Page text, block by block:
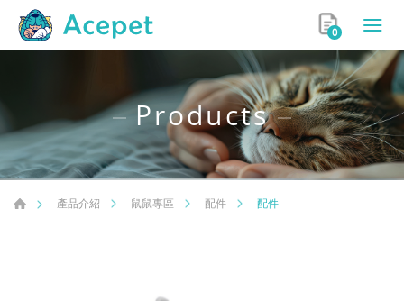
0
Products
產品介紹 鼠鼠專區 配件 配件